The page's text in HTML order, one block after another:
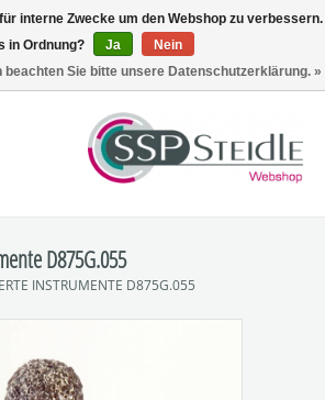
D875G.055
INSTRUMENTE D875G.055
interne Zwecke um den Webshop zu verbessern.
in Ordnung?
Ja
Nein
beachten Sie bitte unsere Datenschutzerklärung. »